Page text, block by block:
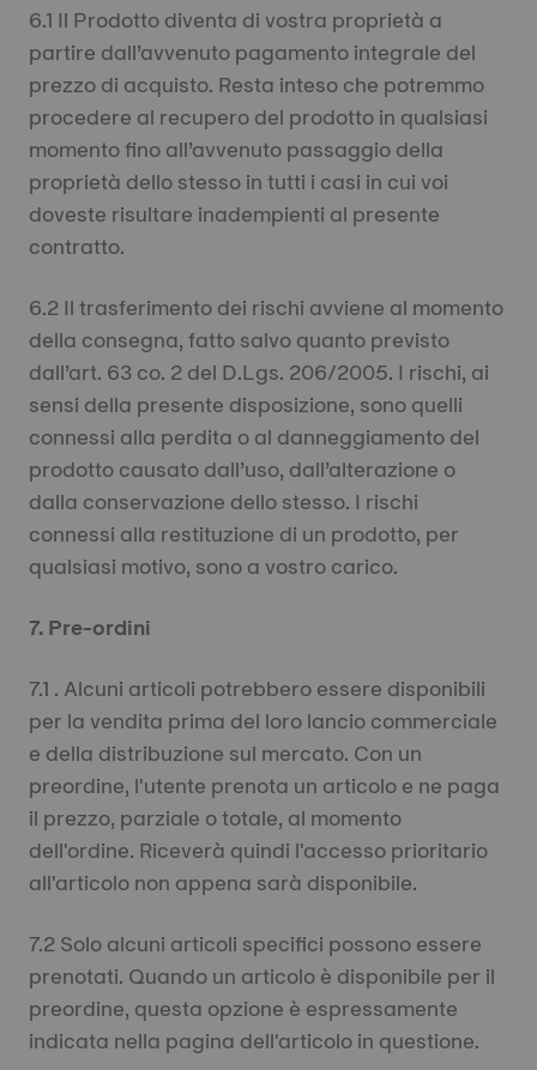
6.1 Il Prodotto diventa di vostra proprietà a
partire dall’avvenuto pagamento integrale del
prezzo di acquisto. Resta inteso che potremmo
procedere al recupero del prodotto in qualsiasi
momento fino all’avvenuto passaggio della
proprietà dello stesso in tutti i casi in cui voi
doveste risultare inadempienti al presente
contratto.
6.2 Il trasferimento dei rischi avviene al momento
della consegna, fatto salvo quanto previsto
dall’art. 63 co. 2 del D.Lgs. 206/2005. I rischi, ai
sensi della presente disposizione, sono quelli
connessi alla perdita o al danneggiamento del
prodotto causato dall’uso, dall’alterazione o
dalla conservazione dello stesso. I rischi
connessi alla restituzione di un prodotto, per
qualsiasi motivo, sono a vostro carico.
7. Pre-ordini
7.1 . Alcuni articoli potrebbero essere disponibili
per la vendita prima del loro lancio commerciale
e della distribuzione sul mercato. Con un
preordine, l'utente prenota un articolo e ne paga
il prezzo, parziale o totale, al momento
dell'ordine. Riceverà quindi l'accesso prioritario
all'articolo non appena sarà disponibile.
7.2 Solo alcuni articoli specifici possono essere
prenotati. Quando un articolo è disponibile per il
preordine, questa opzione è espressamente
indicata nella pagina dell'articolo in questione.